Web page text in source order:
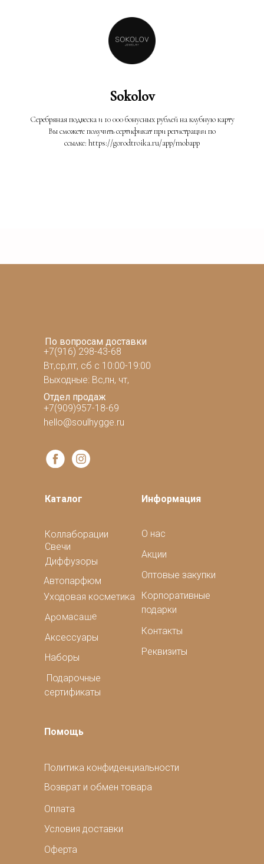
Sokolov
Серебряная подвеска и 10 000 бонусных рублей на клубную карту
Вы сможете получить сертификат при регистрации по
ссылке: https://gorodtroika.ru/app/mobapp
По вопросам доставки
+7(916) 298-43-68
Вт,ср,пт, сб с 10:00-19:00
Выходные: Вс,пн, чт,
Отдел продаж
+7(909)957-18-69
hello@soulhygge.ru
Каталог
Коллаборации
Свечи
Диффузоры
Автопарфюм
Аромасаше
Аксессуары
Наборы
Подарочные
сертификаты
Информация
О нас
Акции
Оптовые закупки
Корпоративные
подарки
Контакты
Реквизиты
Помощь
Политика конфиденциальности
Возврат и обмен товара
Оплата
Условия доставки
Оферта
Уходовая косметика